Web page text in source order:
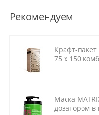
Рекомендуем
Крафт-пакет
75 х 150
Маска
дозатором в